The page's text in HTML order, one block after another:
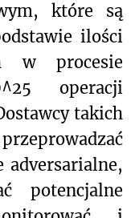
które są
ilości
w procesie
operacji
takich
adversarialne,
potencjalne